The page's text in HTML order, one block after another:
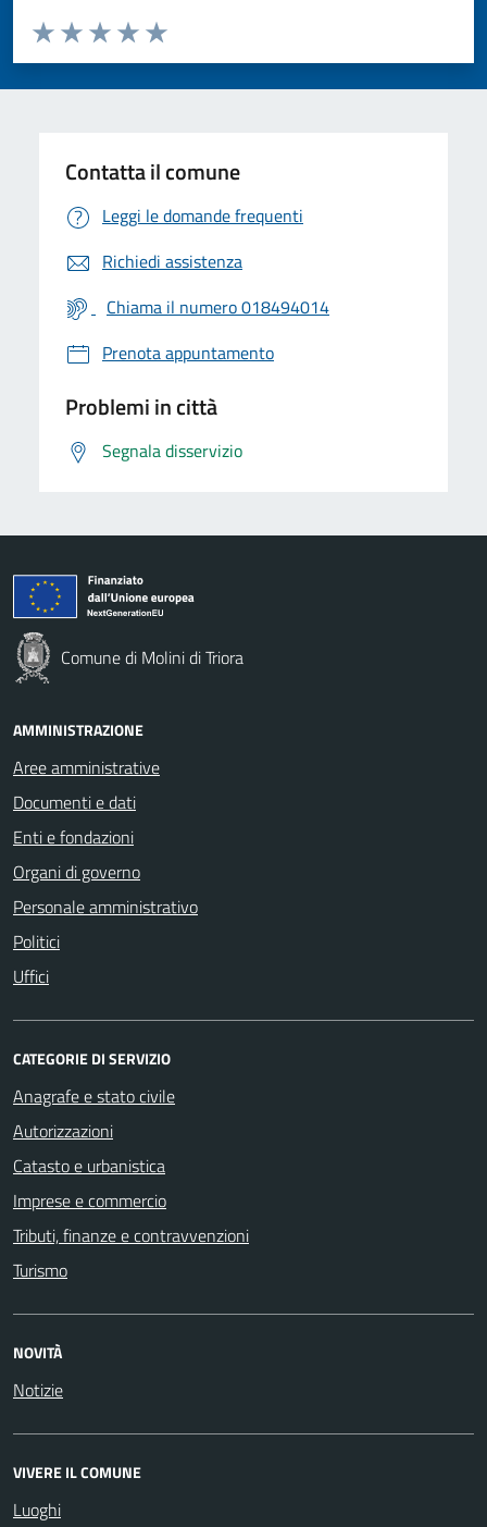
Valuta da 1 a 5 stelle la pagina
Valuta 5 stelle su 5
Valuta 4 stelle su 5
Valuta 3 stelle su 5
Valuta 2 stelle su 5
Valuta 1 stelle su 5
Contatta il comune
Leggi le domande frequenti
Richiedi assistenza
Chiama il numero 018494014
Prenota appuntamento
Problemi in città
Segnala disservizio
Comune di Molini di Triora
AMMINISTRAZIONE
Aree amministrative
Documenti e dati
Enti e fondazioni
Organi di governo
Personale amministrativo
Politici
Uffici
CATEGORIE DI SERVIZIO
Anagrafe e stato civile
Autorizzazioni
Catasto e urbanistica
Imprese e commercio
Tributi, finanze e contravvenzioni
Turismo
NOVITÀ
Notizie
VIVERE IL COMUNE
Luoghi